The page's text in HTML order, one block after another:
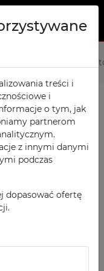
treści i
i
o tym, jak
partnerom
z innymi danymi
podczas
dopasować ofertę
Wózki